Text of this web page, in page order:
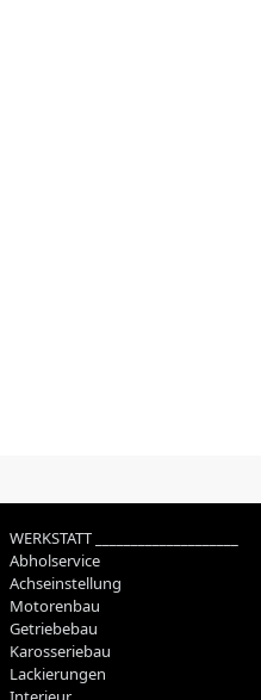
WERKSTATT ____________________
Abholservice
Achseinstellung
Motorenbau
Getriebebau
Karosseriebau
Lackierungen